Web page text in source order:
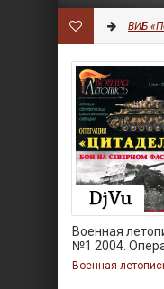
ВИБ
Военная
№1 2004.
Военная